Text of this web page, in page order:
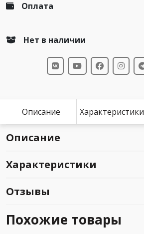
Оплата
Нет в наличии
Описание Характеристики
Описание
Характеристики
Отзывы
Похожие товары